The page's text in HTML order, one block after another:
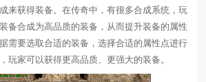
来获得装备。在传奇中，有很多合成系统，玩
备合成为高品质的装备，从而提升装备的属性
需要选取合适的装备，选择合适的属性点进行
玩家可以获得更高品质、更强大的装备。